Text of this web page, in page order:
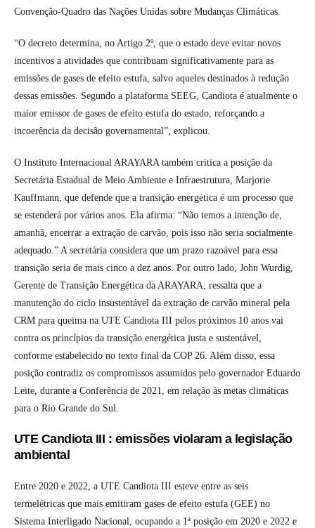
Convenção-Quadro das Nações Unidas sobre Mudanças Climáticas.
“O decreto determina, no Artigo 2º, que o estado deve evitar novos
incentivos a atividades que contribuam significativamente para as
emissões de gases de efeito estufa, salvo aqueles destinados à redução
dessas emissões. Segundo a plataforma SEEG, Candiota é atualmente o
maior emissor de gases de efeito estufa do estado, reforçando a
incoerência da decisão governamental”, explicou.
O Instituto Internacional ARAYARA também critica a posição da
Secretária Estadual de Meio Ambiente e Infraestrutura, Marjorie
Kauffmann, que defende que a transição energética é um processo que
se estenderá por vários anos. Ela afirma: “Não temos a intenção de,
amanhã, encerrar a extração de carvão, pois isso não seria socialmente
adequado.” A secretária considera que um prazo razoável para essa
transição seria de mais cinco a dez anos. Por outro lado, John Wurdig,
Gerente de Transição Energética da ARAYARA, ressalta que a
manutenção do ciclo insustentável da extração de carvão mineral pela
CRM para queima na UTE Candiota III pelos próximos 10 anos vai
contra os princípios da transição energética justa e sustentável,
conforme estabelecido no texto final da COP 26. Além disso, essa
posição contradiz os compromissos assumidos pelo governador Eduardo
Leite, durante a Conferência de 2021, em relação às metas climáticas
para o Rio Grande do Sul.
UTE Candiota III : emissões violaram a legislação
ambiental
Entre 2020 e 2022, a UTE Candiota III esteve entre as seis
termelétricas que mais emitiram gases de efeito estufa (GEE) no
Sistema Interligado Nacional, ocupando a 1ª posição em 2020 e 2022 e